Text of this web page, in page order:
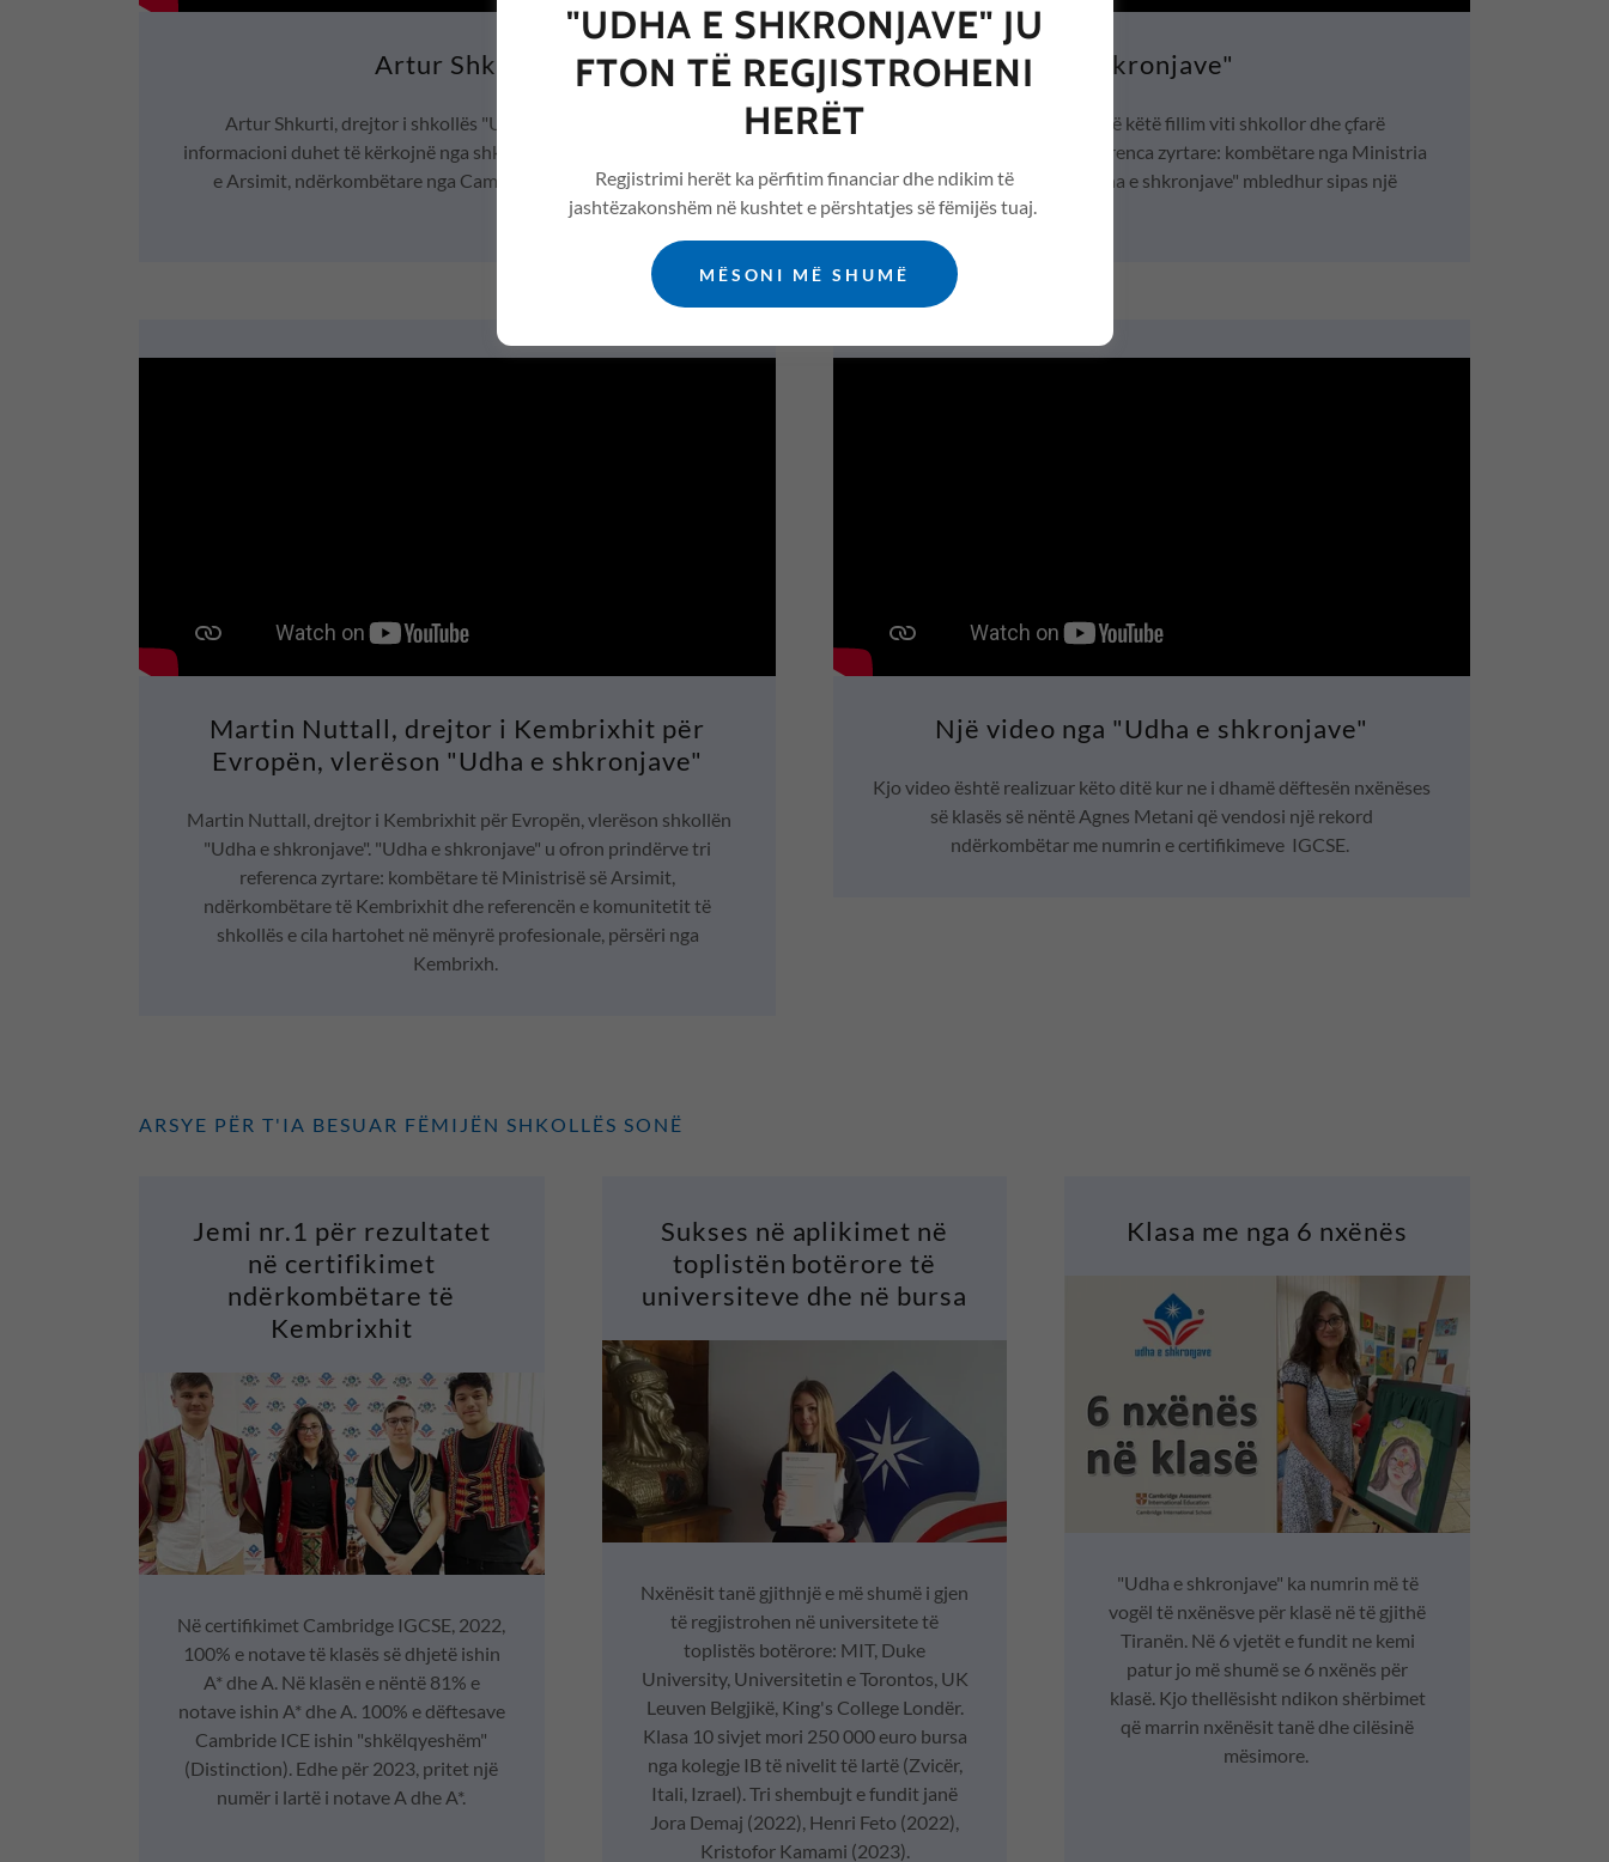
Artur Shkurti: Tri referencat zyrtare të shkollës "Udha e shkronjave"
Artur Shkurti, drejtor i shkollës "Udha e shkronjave" shpjegon se si duhen përdorur referencat nga prindërit në këtë fillim viti shkollor dhe çfarë
informacioni duhet të kërkojnë nga shkollat. "Udha e shkronjave" është e vetmja shkollë në Tiranë që ofron tri referenca zyrtare: kombëtare nga Ministria
e Arsimit, ndërkombëtare nga Cambridge International, dhe referencën zyrtare të komunitetit të shkollës "Udha e shkronjave" mbledhur sipas një
standardi ndërkombëtar. Video zgjat 30 min.
Martin Nuttall, drejtor i Kembrixhit për
Evropën, vlerëson "Udha e shkronjave"
Martin Nuttall, drejtor i Kembrixhit për Evropën, vlerëson shkollën
"Udha e shkronjave". "Udha e shkronjave" u ofron prindërve tri
referenca zyrtare: kombëtare të Ministrisë së Arsimit,
ndërkombëtare të Kembrixhit dhe referencën e komunitetit të
shkollës e cila hartohet në mënyrë profesionale, përsëri nga
Kembrixh.
Një video nga "Udha e shkronjave"
Kjo video është realizuar këto ditë kur ne i dhamë dëftesën nxënëses
së klasës së nëntë Agnes Metani që vendosi një rekord
ndërkombëtar me numrin e certifikimeve IGCSE.
ARSYE PËR T'IA BESUAR FËMIJËN SHKOLLËS SONË
Jemi nr.1 për rezultatet
në certifikimet
ndërkombëtare të
Kembrixhit
Në certifikimet Cambridge IGCSE, 2022,
100% e notave të klasës së dhjetë ishin
A* dhe A. Në klasën e nëntë 81% e
notave ishin A* dhe A. 100% e dëftesave
Cambride ICE ishin "shkëlqyeshëm"
(Distinction). Edhe për 2023, pritet një
numër i lartë i notave A dhe A*.
Sukses në aplikimet në
toplistën botërore të
universiteve dhe në bursa
Nxënësit tanë gjithnjë e më shumë i gjen
të regjistrohen në universitete të
toplistës botërore: MIT, Duke
University, Universitetin e Torontos, UK
Leuven Belgjikë, King's College Londër.
Klasa 10 sivjet mori 250 000 euro bursa
nga kolegje IB të nivelit të lartë (Zvicër,
Itali, Izrael). Tri shembujt e fundit janë
Jora Demaj (2022), Henri Feto (2022),
Kristofor Kamami (2023).
Klasa me nga 6 nxënës
"Udha e shkronjave" ka numrin më të
vogël të nxënësve për klasë në të gjithë
Tiranën. Në 6 vjetët e fundit ne kemi
patur jo më shumë se 6 nxënës për
klasë. Kjo thellësisht ndikon shërbimet
që marrin nxënësit tanë dhe cilësinë
mësimore.
"UDHA E SHKRONJAVE" JU
FTON TË REGJISTROHENI
HERËT
Regjistrimi herët ka përfitim financiar dhe ndikim të
jashtëzakonshëm në kushtet e përshtatjes së fëmijës tuaj.
MËSONI MË SHUMË